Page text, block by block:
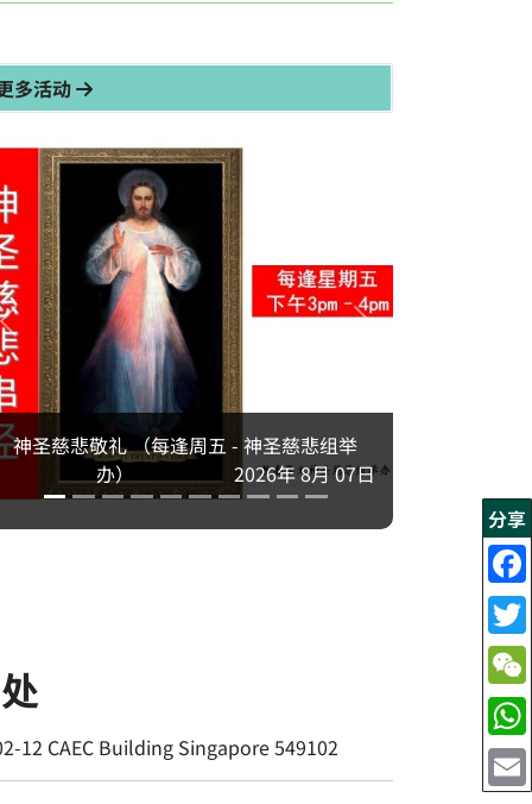
分享
多活动
- 神圣慈悲组举
2026年 8月 07日
12 CAEC Building Singapore 549102